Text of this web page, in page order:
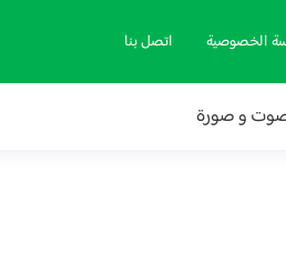
الخصوصية اتصل بنا
و صورة